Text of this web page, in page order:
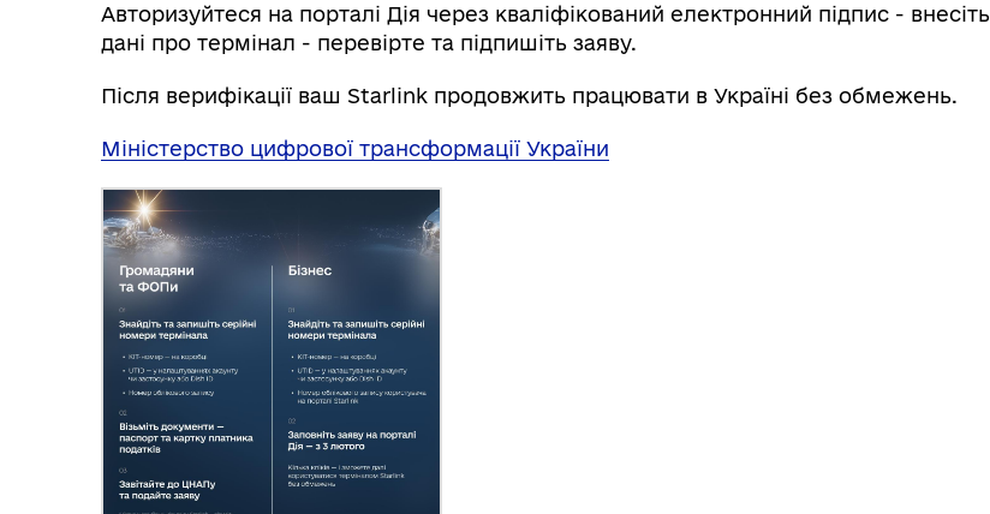
Авторизуйтеся на порталі Дія через кваліфікований електронний підпис - внесіть
дані про термінал - перевірте та підпишіть заяву.
Після верифікації ваш Starlink продовжить працювати в Україні без обмежень.
Міністерство цифрової трансформації України